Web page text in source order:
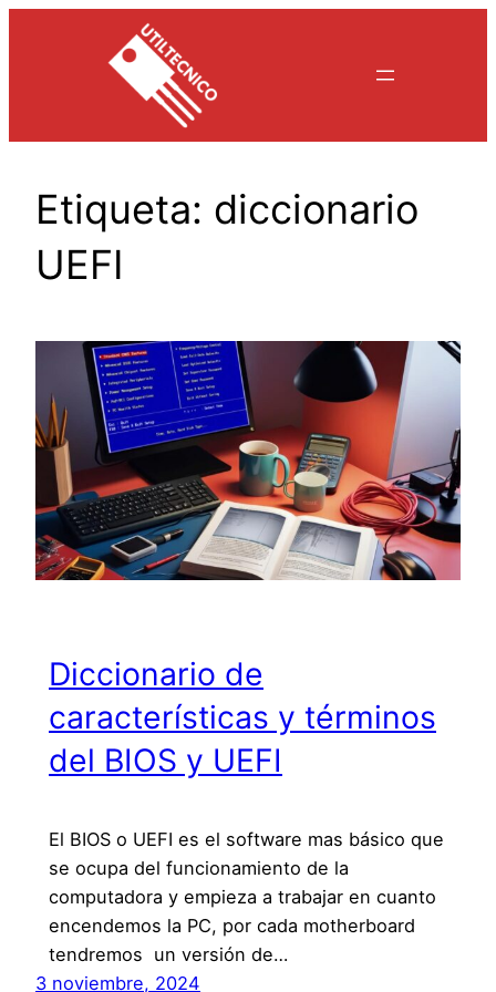
Etiqueta: diccionario
UEFI
Diccionario de
características y términos
del BIOS y UEFI
El BIOS o UEFI es el software mas básico que
se ocupa del funcionamiento de la
computadora y empieza a trabajar en cuanto
encendemos la PC, por cada motherboard
tendremos un versión de…
3 noviembre, 2024